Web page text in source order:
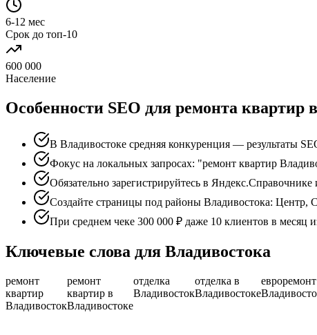
6-12 мес
Срок до топ-10
600 000
Население
Особенности SEO для ремонта квартир
В Владивостоке средняя конкуренция — результаты
Фокус на локальных запросах: "ремонт квартир
Обязательно зарегистрируйтесь в
Создайте страницы под районы Владивостока: Центр,
При среднем чеке 300 000 ₽ даже 10 клиентов в месяц
Ключевые слова для Владивостока
ремонт
квартир
Владивосток
ремонт
квартир в
Владивостоке
отделка
Владивосток
отделка в
Владивостоке
евроремонт